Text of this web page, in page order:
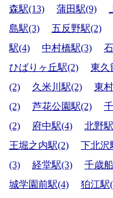
森駅(13)
蒲田駅(9)
島駅(3)
五反野駅(2)
駅(4)
中村橋駅(3)
ひばりヶ丘駅(2)
東久
(2)
久米川駅(2) 東
(2)
芦花公園駅(2)
(2)
府中駅(4) 北野
王堀之内駅(2)
下北沢
(3)
経堂駅(3) 千歳
城学園前駅(4)
狛江駅